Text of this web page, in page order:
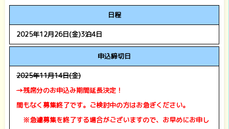
日程
2025年12月26日(金)3泊4日
申込締切日
2025年11月14日(金)
→残席分のお申込み期間延長決定！
間もなく募集終了です。ご検討中の方はお急ぎください。
※急遽募集を終了する場合がございますので、お早めにお申し